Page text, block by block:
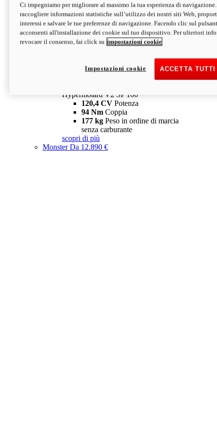
Hypermotard V2 SP
120,4 CVPotenza
94 NmCoppia
177 kgPeso in ordine di marcia
senza carburante
Depotenziata 35 kW: 18.890 € i
configura scopri di più
Hypermotard V2 SP 100
120,4 CV Potenza
94 Nm Coppia
177 kg Peso in ordine di marcia
senza carburante
scopri di più
MonsterDa 12.890 €
Ci impegniamo per migliorare al massimo la tua esperienza di
raccogliere informazioni statistiche sull’utilizzo dei nostri siti Web,
interessi e salvare le tue preferenze di navigazione. Facendo clic sul
acconsenti all'installazione dei cookie sul tuo dispositivo. Per ulteriori
revocare il consenso, fai click su impostazioni cookie
ACCETTA
Impostazioni cookie